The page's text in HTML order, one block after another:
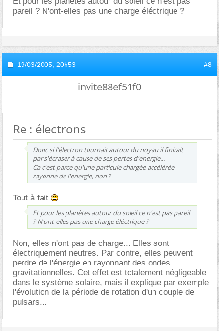
pareil ? N'ont-elles pas une charge éléctrique ?
19/03/2005, 20h53 #8
invite88ef51f0
Re : électrons
Donc si l'électron tournait autour du noyau il finirait
par s'écraser à cause de ses pertes d'energie...
Ca c'est parce qu'une particule chargée accélérée
rayonne de l'energie, non ?
Tout à fait
Et pour les planètes autour du soleil ce n'est pas pareil
? N'ont-elles pas une charge éléctrique ?
Non, elles n'ont pas de charge... Elles sont
électriquement neutres. Par contre, elles peuvent
perdre de l'énergie en rayonnant des ondes
gravitationnelles. Cet effet est totalement négligeable
dans le système solaire, mais il explique par exemple
l'évolution de la période de rotation d'un couple de
pulsars...